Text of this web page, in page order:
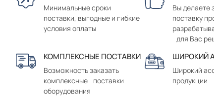
Минимальные сроки
поставки, выгодные и гибкие
условия оплаты
Вы делаете
поставку
для Вас
КОМПЛЕКСНЫЕ ПОСТАВКИ
Возможность заказать
комплексные поставки
оборудования
ШИРОКИЙ
Широкий
продукции